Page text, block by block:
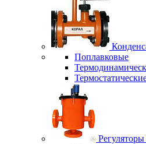
Поплавковые